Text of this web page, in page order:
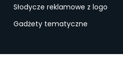
Słodycze reklamowe z logo
Gadżety tematyczne